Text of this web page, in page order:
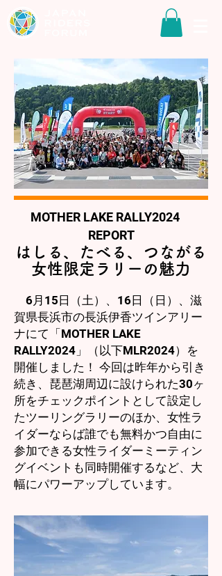
MOTHER LAKE RALLY2024
REPORT
はしる、たべる、つながる
女性限定ラリーの魅力
6月15日（土）、16日（日）、滋
賀県長浜市の長浜伊香ツインアリー
ナにて「MOTHER LAKE
RALLY2024」（以下MLR2024）を
開催しました！ 今回は昨年から引き
続き、琵琶湖周辺に設けられた30ヶ
所をチェックポイントとして設定し
たツーリングラリーのほか、女性ラ
イダーならば誰でも無料かつ自由に
参加できる女性ライダーミーティン
グイベントも同時開催するなど、大
幅にパワーアップしています。